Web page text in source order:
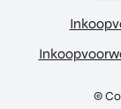
©